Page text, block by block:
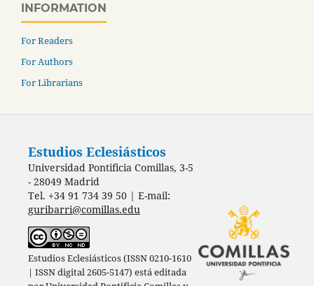
INFORMATION
For Readers
For Authors
For Librarians
Estudios Eclesiásticos
Universidad Pontificia Comillas, 3-5
- 28049 Madrid
Tel. +34 91 734 39 50 | E-mail:
guribarri@comillas.edu
Estudios Eclesiásticos (ISSN 0210-1610
| ISSN digital 2605-5147) está editada